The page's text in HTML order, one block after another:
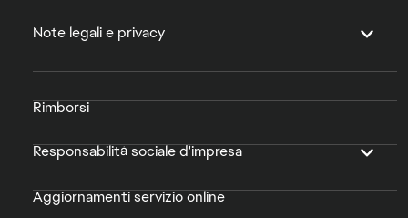
Note legali e privacy
Rimborsi
Responsabilità sociale d'impresa
Aggiornamenti servizio online